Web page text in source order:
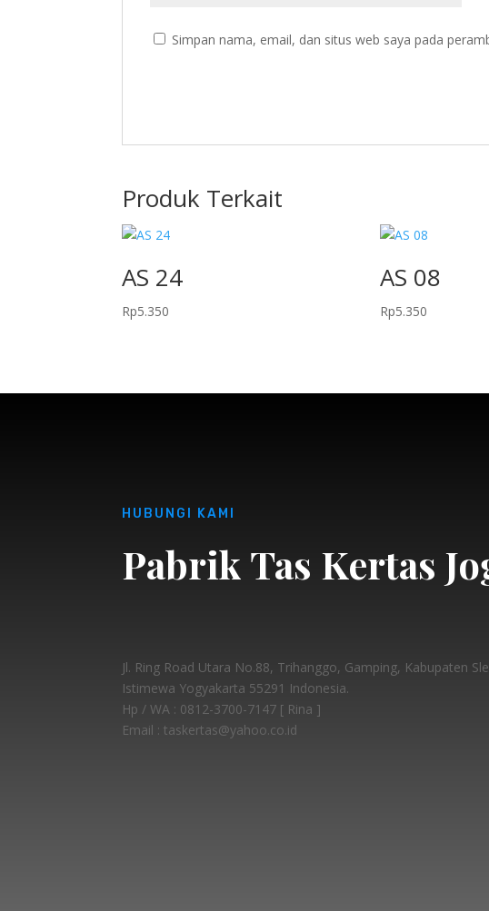
Simpan nama, email, dan situs web saya pada
Produk Terkait
AS 24
Rp5.350
AS 08
Rp5.350
HUBUNGI KAMI
Pabrik Tas Kertas
Jl. Ring Road Utara No.88, Trihanggo, Gamping, Kabupaten
Istimewa Yogyakarta 55291 Indonesia.
Hp / WA : 0812-3700-7147 [ Rina ]
Email : taskertas@yahoo.co.id